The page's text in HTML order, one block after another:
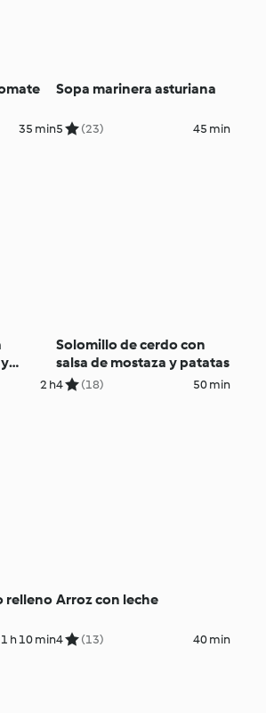
35 min
Sopa marinera asturiana
5 (23) 45 min
2 h
Solomillo de cerdo con
salsa de mostaza y patatas
4 (18) 50 min
relleno
1 h 10 min
Arroz con leche
4 (13) 40 min